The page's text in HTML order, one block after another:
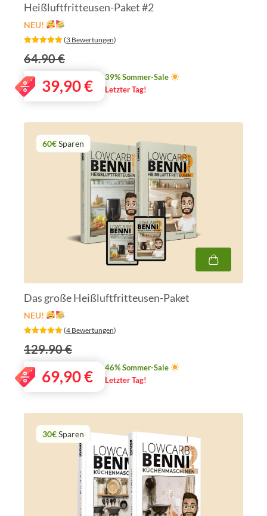
Heißluftfritteusen-Paket #2
NEU!
‎ (3 Bewertungen)
64.90 €
39,90€
39% Sommer-Sale
Letzter Tag!
60€Sparen
Das große Heißluftfritteusen-Paket
NEU!
‎ (4 Bewertungen)
129.90 €
69,90€
46% Sommer-Sale
Letzter Tag!
30€Sparen